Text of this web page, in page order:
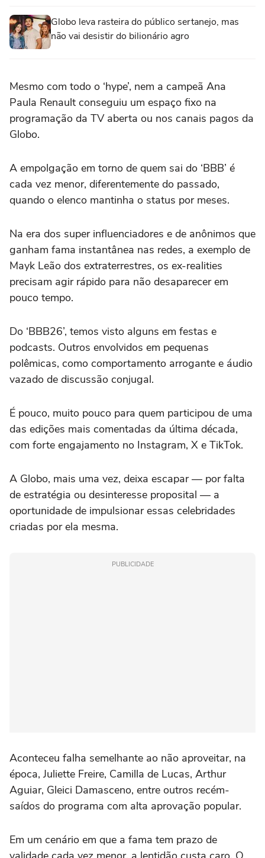
Globo leva rasteira do público sertanejo, mas
não vai desistir do bilionário agro
Mesmo com todo o ‘hype’, nem a campeã Ana
Paula Renault conseguiu um espaço fixo na
programação da TV aberta ou nos canais pagos da
Globo.
A empolgação em torno de quem sai do ‘BBB’ é
cada vez menor, diferentemente do passado,
quando o elenco mantinha o status por meses.
Na era dos super influenciadores e de anônimos que
ganham fama instantânea nas redes, a exemplo de
Mayk Leão dos extraterrestres, os ex-realities
precisam agir rápido para não desaparecer em
pouco tempo.
Do ‘BBB26’, temos visto alguns em festas e
podcasts. Outros envolvidos em pequenas
polêmicas, como comportamento arrogante e áudio
vazado de discussão conjugal.
É pouco, muito pouco para quem participou de uma
das edições mais comentadas da última década,
com forte engajamento no Instagram, X e TikTok.
A Globo, mais uma vez, deixa escapar — por falta
de estratégia ou desinteresse proposital — a
oportunidade de impulsionar essas celebridades
criadas por ela mesma.
PUBLICIDADE
Aconteceu falha semelhante ao não aproveitar, na
época, Juliette Freire, Camilla de Lucas, Arthur
Aguiar, Gleici Damasceno, entre outros recém-
saídos do programa com alta aprovação popular.
Em um cenário em que a fama tem prazo de